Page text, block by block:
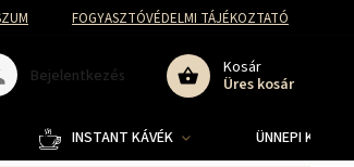
FOGYASZTÓVÉDELMI TÁJÉKOZTATÓ
Kosár
Üres kosár
Bejelentkezés
INSTANT KÁVÉK ÜNNEPI